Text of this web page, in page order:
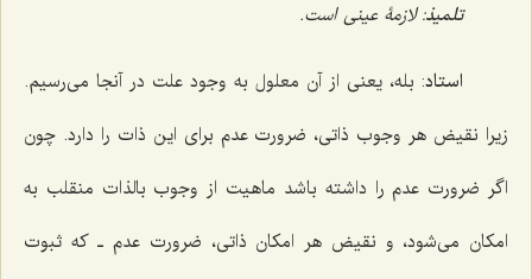
تلمیذ: لازمۀ عینى است.
استاد: بله، یعنی از آن معلول به وجود علت در آنجا مى‌رسیم.
زیرا نقیض هر وجوب ذاتى، ضرورت عدم براى این ذات را دارد. چون
اگر ضرورت عدم را داشته باشد ماهیت از وجوب بالذات منقلب به
امکان مى‌شود، و نقیض هر امکان ذاتى، ضرورت عدم ـ که ثبوت